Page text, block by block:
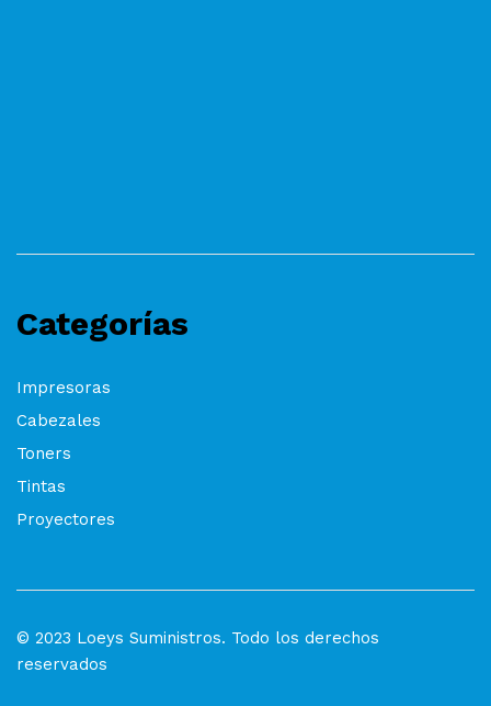
Categorías
Impresoras
Cabezales
Toners
Tintas
Proyectores
© 2023 Loeys Suministros. Todo los derechos
reservados